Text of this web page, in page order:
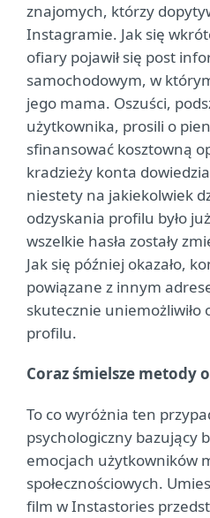
znajomych, którzy
Instagramie. Jak się
ofiary pojawił się post
samochodowym, w
jego mama. Oszuści,
użytkownika, prosili o
sfinansować kosztowną
kradzieży konta
niestety na jakiekolwiek
odzyskania profilu było
wszelkie hasła zostały
Jak się później okazało,
powiązane z innym
skutecznie uniemożliwiło
profilu.
Coraz śmielsze metody
To co wyróżnia ten
psychologiczny bazujący
emocjach użytkowników
społecznościowych.
film w Instastories